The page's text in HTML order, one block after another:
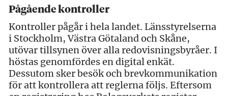
Pågående kontroller
Kontroller pågår i hela landet. Länsstyrelserna
i Stockholm, Västra Götaland och Skåne,
utövar tillsynen över alla redovisningsbyråer. I
höstas genomfördes en digital enkät.
Dessutom sker besök och brevkommunikation
för att kontrollera att reglerna följs. Eftersom